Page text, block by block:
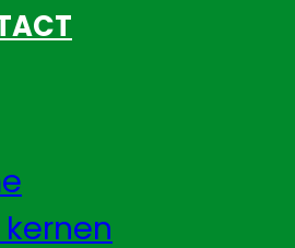
kernen